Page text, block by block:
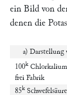
ein Bild von
denen die
a) Darstellung
100k
frei Fabrik
85k